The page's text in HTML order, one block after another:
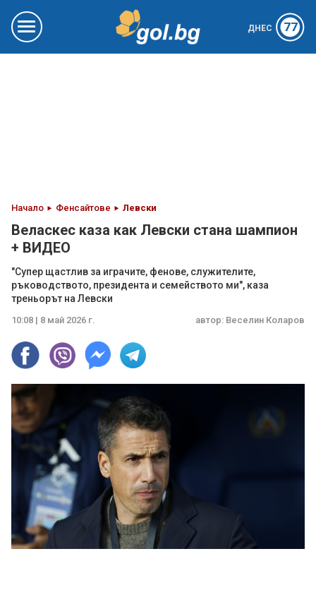
ДНЕС 77
Начало Фенсайтове Левски
Веласкес каза как Левски стана шампион
+ ВИДЕО
"Супер щастлив за играчите, фенове, служителите,
ръководството, президента и семейството ми", каза
треньорът на Левски
10:08 | 8 май 2026 г. автор: Веселин Коларов